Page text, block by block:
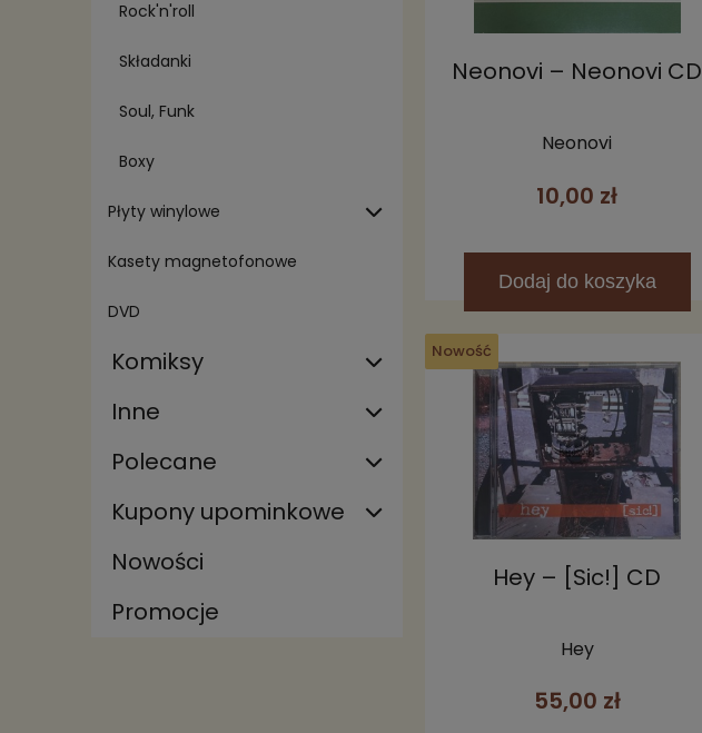
Rock'n'roll
Składanki
Soul, Funk
Boxy
Płyty winylowe
Kasety magnetofonowe
DVD
Komiksy
Inne
Polecane
Kupony upominkowe
Nowości
Promocje
Neonovi – Neonovi CD
Neonovi
10,00 zł
Dodaj do koszyka
Hey – [Sic!] CD
Hey
55,00 zł
Nowość